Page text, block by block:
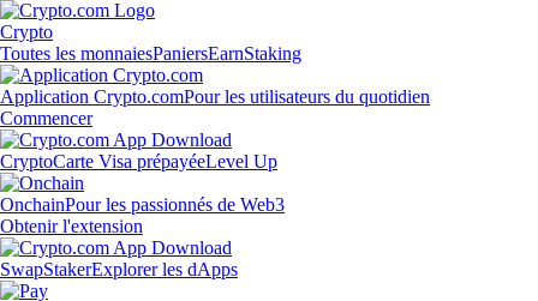
Crypto
Toutes les monnaiesPaniersEarnStaking
Application Crypto.comPour les utilisateurs du quotidien
Commencer
CryptoCarte Visa prépayéeLevel Up
OnchainPour les passionnés de Web3
Obtenir l'extension
SwapStakerExplorer les dApps